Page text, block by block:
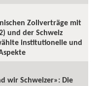
Zollverträge mit
und der Schweiz
institutionelle und
wir Schweizer»: Die